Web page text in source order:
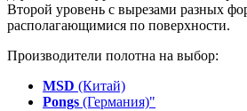
Второй уровень с вырезами разных
располагающимися по поверхности.
Производители полотна на выбор:
MSD (Китай)
Pongs (Германия)"